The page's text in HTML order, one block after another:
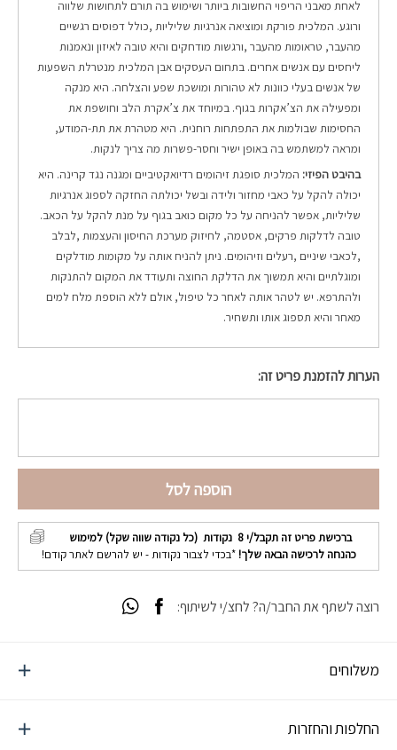
לאחת מאבני הריפוי החשובות ביותר ושימוש בה תורם לתחושות שלווה
ורוגע. המלכית פורקת ומוציאה אנרגיות שליליות ,כולל דפוסים רגשיים
מהעבר, טראומות מהעבר ,ורגשות מודחקים והיא טובה לאיזון ונאמנות
ליחסים עם אנשים אחרים. בתחום העסקים אבן המלכית מנטרלת השפעות
של אנשים בעלי כוונות לא טהורות ומושכת שפע והצלחה. היא מנקה
ומפעילה את הצ’אקרות בגוף. במיוחד את צ’אקרת הלב וחושפת את
החסימות שבולמות את התפתחות רוחנית. היא מטהרת את תת-המודע,
ומראה למשתמש בה באופן ישיר וחסר-פשרות מה צריך לנקות.
בהיבט הפיזי: המלכית סופגת זיהומים רדיואקטיביים ומגנה נגד קרינה. היא
יכולה להקל על כאבי מחזור ולידה ובשל יכולתה החזקה לספוג אנרגיות
שליליות, אפשר להניחה על כל מקום כואב בגוף על מנת להקל על הכאב.
טובה לדלקות פרקים, אסטמה, לחיזוק מערכת החיסון והעצמות ,לבלב
,לכאבי שיניים ,רעלים וזיהומים. ניתן להניח אותה על מקומות מודלקים
ומוגלתיים והיא תמשוך את הדלקת החוצה ותעודד את המקום להתנקות
ולהתרפא. יש לטהר אותה לאחר כל טיפול, אולם ללא הוספת מלח למים
מאחר והיא תספוג אותו ותשחיר.
הערות להזמנת פריט זה:
הוספה לסל
ברכישת פריט זה תקבל/י8 נקודות (כל נקודה שווה שקל) למימוש
כהנחה לרכישה הבאה שלך! *בכדי לצבור נקודות - יש להרשם לאתר קודם!
משלוחים
החלפות והחזרות
רוצה לשתף את החבר/ה? לחצ/י לשיתוף: